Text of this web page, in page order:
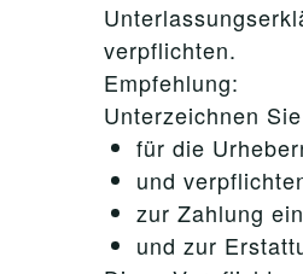
verpflichten.
Empfehlung:
Unterzeichnen
für die
und
zur Zahlung
und zur